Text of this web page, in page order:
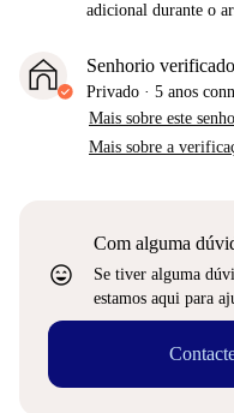
adicional durante o
Senhorio verificado
Privado · 5 anos
Mais sobre este
Mais sobre a
sentiment_very_satisfied
Com alguma
Se tiver alguma
estamos aqui para